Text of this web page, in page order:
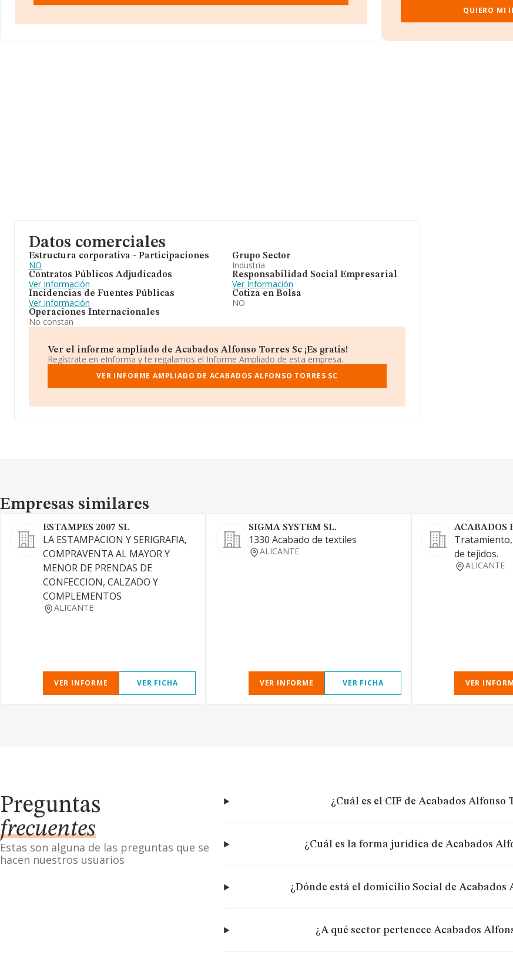
QUIERO MI
Datos comerciales
Estructura corporativa - Participaciones
NO
Contratos Públicos Adjudicados
Ver Información
Incidencias de Fuentes Públicas
Ver Información
Operaciones Internacionales
No constan
Grupo Sector
Industria
Responsabilidad Social Empresarial
Ver Información
Cotiza en Bolsa
NO
Ver el informe ampliado de Acabados Alfonso Torres Sc ¡Es gratis!
Regístrate en eInforma y te regalamos el Informe Ampliado de esta empresa.
VER INFORME AMPLIADO DE ACABADOS ALFONSO TORRES SC
Empresas similares
Empresas similares
ESTAMPES 2007 SL
LA ESTAMPACION Y SERIGRAFIA,
COMPRAVENTA AL MAYOR Y
MENOR DE PRENDAS DE
CONFECCION, CALZADO Y
COMPLEMENTOS
ALICANTE
VER INFORME VER FICHA
SIGMA SYSTEM SL.
1330 Acabado de textiles
ALICANTE
VER INFORME VER FICHA
ACABADOS
de tejidos.
ALICANTE
VER
Preguntas
frecuentes
Estas son alguna de las preguntas que se
hacen nuestros usuarios
¿Cuál es el CIF de Acabados Alfonso
¿Cuál es la forma jurídica de Acabados
¿Dónde está el domicilio Social de Acabados
¿A qué sector pertenece Acabados